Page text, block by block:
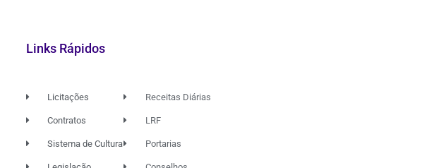
Links Rápidos
Licitações
Contratos
Sistema de Cultura
Receitas Diárias
LRF
Portarias